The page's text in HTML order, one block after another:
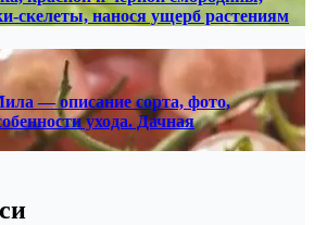
скелеты, нанося ущерб растениям
— описание сорта, фото,
ухода. Дачная